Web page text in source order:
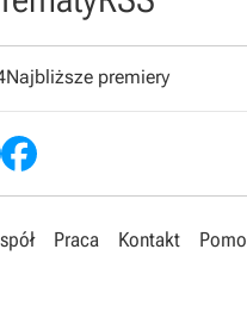
Najbliższe premiery
Praca Kontakt